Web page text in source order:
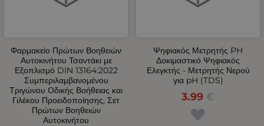
Φαρμακείο Πρώτων Βοηθειών
Αυτοκινήτου Τσαντάκι με
Εξοπλισμό DIN 13164:2022
Συμπεριλαμβανομένου
Τριγώνου Οδικής Βοήθειας και
Γιλέκου Προειδοποίησης, Σετ
Πρώτων Βοηθειών
Αυτοκινήτου
Ψηφιακός Μετρητής PH
Δοκιμαστικό Ψηφιακός
Ελεγκτής - Μετρητής Νερού
για pH (TDS)
3.99 €